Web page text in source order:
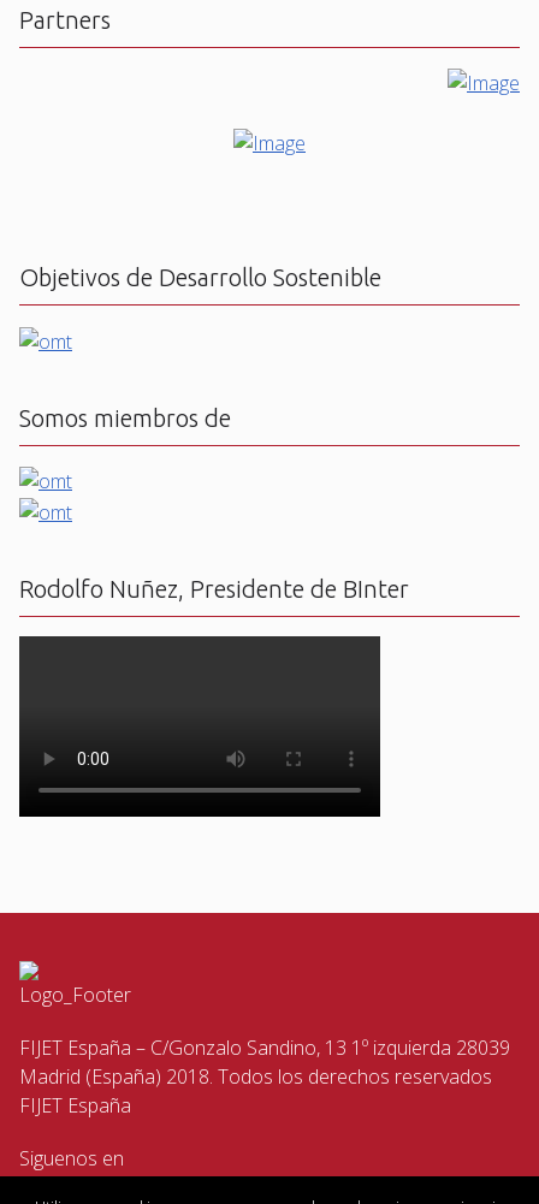
Partners
Objetivos de Desarrollo Sostenible
Somos miembros de
Rodolfo Nuñez, Presidente de BInter
FIJET España – C/Gonzalo Sandino, 13 1º izquierda 28039
Madrid (España) 2018. Todos los derechos reservados
FIJET España
Siguenos en